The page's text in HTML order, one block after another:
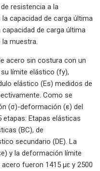
resistencia a la
capacidad de carga última
de carga última
muestra.
acero sin costura con un
límite elástico (fy),
elástico (Es) medidos de
Como se
(σ)-deformación (ε) del
etapas: Etapas elásticas
(BC), de
secundario (DE). La
y la deformación límite
fueron 1415 µɛ y 2500